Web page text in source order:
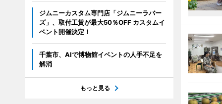
ジムニーカスタム専門店「ジムニーラバー
ズ」、取付工賃が最大50％OFF カスタムイ
ベント開催決定！
千葉市、AIで博物館イベントの人手不足を
解消
もっと見る